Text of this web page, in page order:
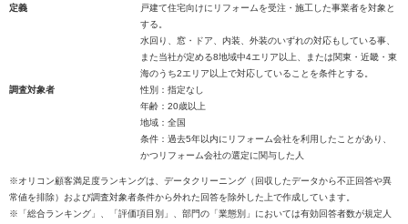
定義
戸建て住宅向けにリフォームを受注・施工した事業者を対象と
する。
水回り、窓・ドア、内装、外装のいずれの対応もしている事、
また当社が定める8地域中4エリア以上、または関東・近畿・東
海のうち2エリア以上で対応していることを条件とする。
調査対象者
性別：指定なし
年齢：20歳以上
地域：全国
条件：過去5年以内にリフォーム会社を利用したことがあり、
かつリフォーム会社の選定に関与した人
※オリコン顧客満足度ランキングは、データクリーニング（回収したデータから不正回答や異
常値を排除）および調査対象者条件から外れた回答を除外した上で作成しています。
※「総合ランキング」、「評価項目別」、部門の「業態別」においては有効回答者数が規定人